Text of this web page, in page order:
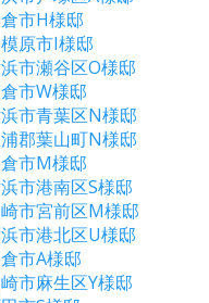
倉市H様邸
模原市I様邸
浜市瀬谷区O様邸
倉市W様邸
浜市青葉区N様邸
浦郡葉山町N様邸
倉市M様邸
浜市港南区S様邸
崎市宮前区M様邸
浜市港北区U様邸
市A様邸
崎市麻生区Y様邸